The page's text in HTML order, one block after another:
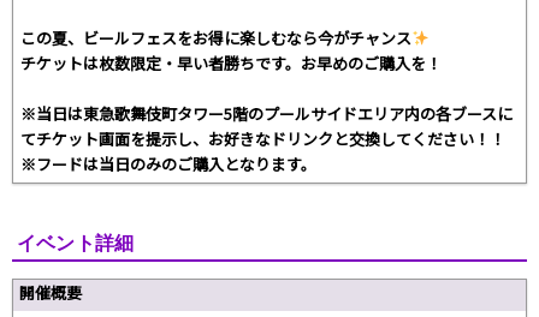
この夏、ビールフェスをお得に楽しむなら今がチャンス
チケットは枚数限定・早い者勝ちです。お早めのご購入を！
※当日は東急歌舞伎町タワー5階のプールサイドエリア内の各ブースに
てチケット画面を提示し、お好きなドリンクと交換してください！！
※フードは当日のみのご購入となります。
イベント詳細
開催概要